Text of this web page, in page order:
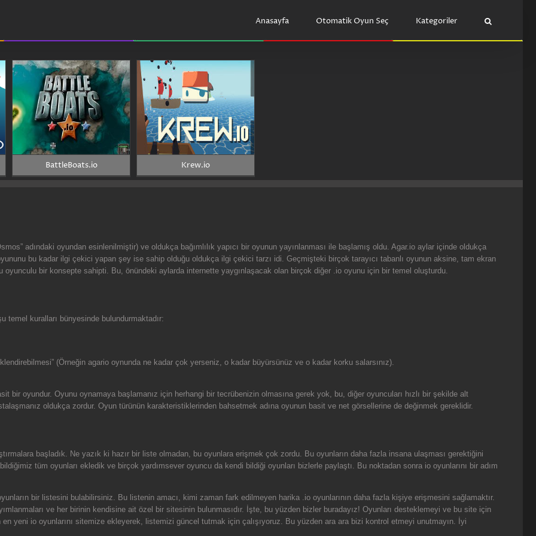
Anasayfa Otomatik Oyun Seç Kategoriler
BattleBoats.io Krew.io
adındaki oyundan esinlenilmiştir) ve oldukça bağımlılık yapıcı bir oyunun yayınlanması ile başlamış oldu. Agar.io aylar içinde oldukça
bu kadar ilgi çekici yapan şey ise sahip olduğu oldukça ilgi çekici tarzı idi. Geçmişteki birçok tarayıcı tabanlı oyunun aksine, tam ekran
oyunculu bir konsepte sahipti. Bu, önündeki aylarda internette yaygınlaşacak olan birçok diğer .io oyunu için bir temel oluşturdu.
temel kuralları bünyesinde bulundurmaktadır:
(Örneğin agario oynunda ne kadar çok yerseniz, o kadar büyürsünüz ve o kadar korku salarsınız).
bir oyundur. Oyunu oynamaya başlamanız için herhangi bir tecrübenizin olmasına gerek yok, bu, diğer oyuncuları hızlı bir şekilde alt
oldukça zordur. Oyun türünün karakteristiklerinden bahsetmek adına oyunun basit ve net görsellerine de değinmek gereklidir.
başladık. Ne yazık ki hazır bir liste olmadan, bu oyunlara erişmek çok zordu. Bu oyunların daha fazla insana ulaşması gerektiğini
tüm oyunları ekledik ve birçok yardımsever oyuncu da kendi bildiği oyunları bizlerle paylaştı. Bu noktadan sonra io oyunlarını bir adım
bir listesini bulabilirsiniz. Bu listenin amacı, kimi zaman fark edilmeyen harika .io oyunlarının daha fazla kişiye erişmesini sağlamaktır.
ve her birinin kendisine ait özel bir sitesinin bulunmasıdır. İşte, bu yüzden bizler buradayız! Oyunları desteklemeyi ve bu site için
en yeni io oyunlarını sitemize ekleyerek, listemizi güncel tutmak için çalışıyoruz. Bu yüzden ara ara bizi kontrol etmeyi unutmayın. İyi